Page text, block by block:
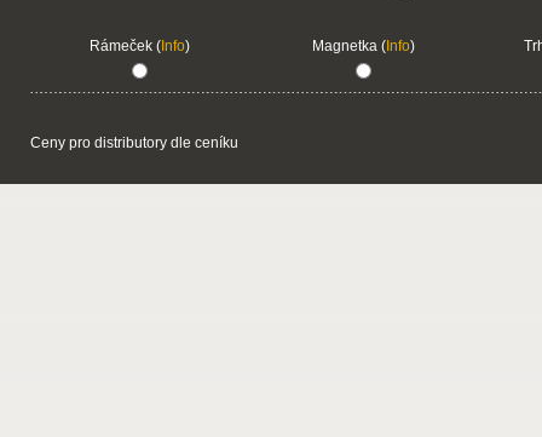
Rámeček (Info) Magnetka (Info)
Ceny pro distributory dle ceníku